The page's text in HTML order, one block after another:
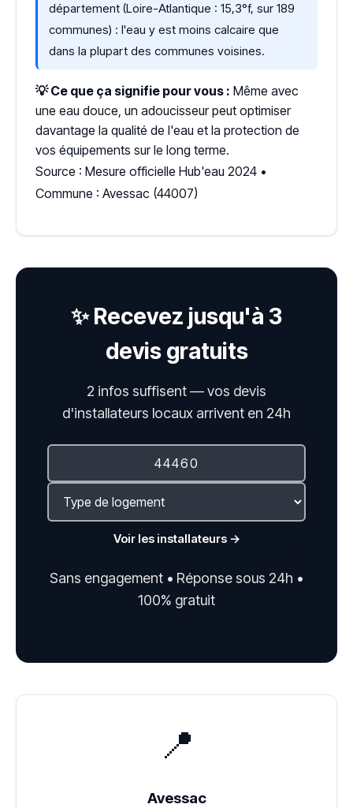
département (Loire-Atlantique : 15,3°f, sur 189
communes) : l'eau y est moins calcaire que
dans la plupart des communes voisines.
💡 Ce que ça signifie pour vous : Même avec
une eau douce, un adoucisseur peut optimiser
davantage la qualité de l'eau et la protection de
vos équipements sur le long terme.
Source : Mesure officielle Hub'eau 2024 •
Commune : Avessac (44007)
✨ Recevez jusqu'à 3
devis gratuits
2 infos suffisent — vos devis
d'installateurs locaux arrivent en 24h
Voir les installateurs →
Sans engagement • Réponse sous 24h •
100% gratuit
📍
Avessac